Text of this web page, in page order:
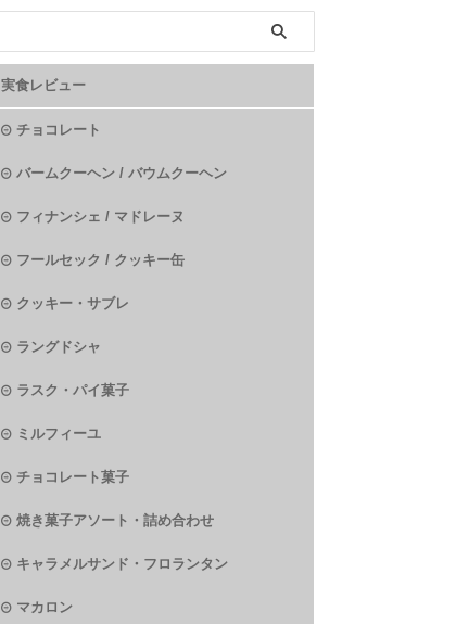
実食レビュー
チョコレート
バームクーヘン / バウムクーヘン
フィナンシェ / マドレーヌ
フールセック / クッキー缶
クッキー・サブレ
ラングドシャ
ラスク・パイ菓子
ミルフィーユ
チョコレート菓子
焼き菓子アソート・詰め合わせ
キャラメルサンド・フロランタン
マカロン